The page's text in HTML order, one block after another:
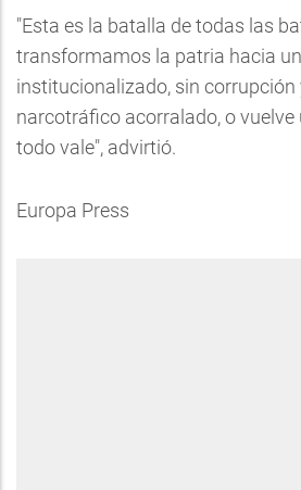
"Esta es la batalla de todas las
transformamos la patria hacia
institucionalizado, sin corrupción
narcotráfico acorralado, o
todo vale", advirtió.
Europa Press